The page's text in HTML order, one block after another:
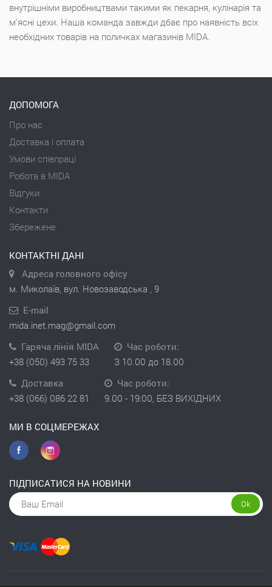
внутрішніми виробництвами такими як пекарня, кулінарія та
м'ясні цехи. Наша команда завжди дбає про наявність всіх
необхідних товарів на поличках магазинів MIDA.
ДОПОМОГА
Про нас
Доставка і оплата
Умови співпраці
Робота в MIDA
Відгуки
Контакти
Збережене
КОНТАКТНІ ДАНІ
Адреса головного офісу
м. Миколаїв, вул. Новозаводська , 9
E-mail
mida.inet.mag@gmail.com
Гаряча лінія MIDA
+38 (050) 493 75 33
Час роботи:
З 10.00 до 18.00
Доставка
+38 (066) 086 22 81
Час роботи:
9.00 - 19:00, БЕЗ ВИХІДНИХ
МИ В СОЦМЕРЕЖАХ
ПІДПИСАТИСЯ НА НОВИНИ
Ok